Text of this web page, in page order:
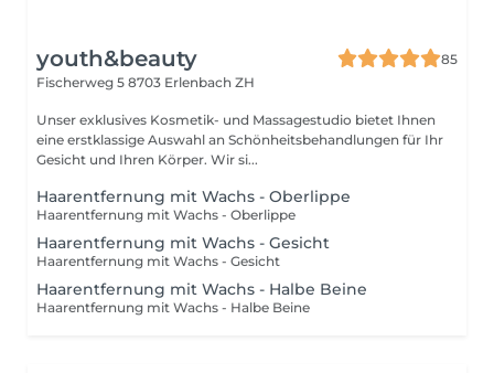
youth&beauty
85
Fischerweg 5 8703 Erlenbach ZH
Unser exklusives Kosmetik- und Massagestudio bietet Ihnen
eine erstklassige Auswahl an Schönheitsbehandlungen für Ihr
Gesicht und Ihren Körper. Wir si...
Haarentfernung mit Wachs - Oberlippe
Haarentfernung mit Wachs - Oberlippe
Haarentfernung mit Wachs - Gesicht
Haarentfernung mit Wachs - Gesicht
Haarentfernung mit Wachs - Halbe Beine
Haarentfernung mit Wachs - Halbe Beine